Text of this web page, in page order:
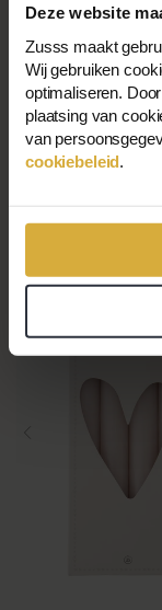
Deze website
Zusss maakt
Wij gebruiken
optimaliseren.
plaatsing van
van
cookiebeleid
Holzspatel In
7,99 €